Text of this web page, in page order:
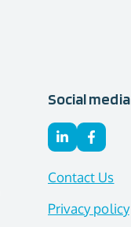
Social media
Contact Us
Privacy policy